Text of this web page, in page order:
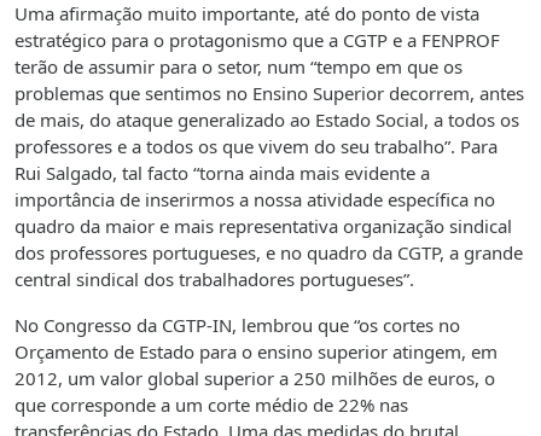
Uma afirmação muito importante, até do ponto de vista
estratégico para o protagonismo que a CGTP e a FENPROF
terão de assumir para o setor, num “tempo em que os
problemas que sentimos no Ensino Superior decorrem, antes
de mais, do ataque generalizado ao Estado Social, a todos os
professores e a todos os que vivem do seu trabalho”. Para
Rui Salgado, tal facto “torna ainda mais evidente a
importância de inserirmos a nossa atividade específica no
quadro da maior e mais representativa organização sindical
dos professores portugueses, e no quadro da CGTP, a grande
central sindical dos trabalhadores portugueses”.
No Congresso da CGTP-IN, lembrou que “os cortes no
Orçamento de Estado para o ensino superior atingem, em
2012, um valor global superior a 250 milhões de euros, o
que corresponde a um corte médio de 22% nas